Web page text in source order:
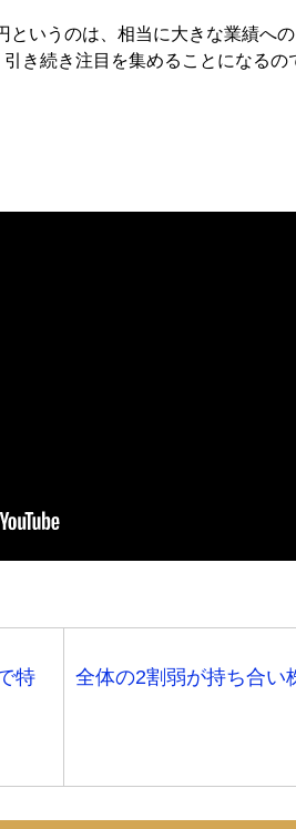
というのは、相当に大きな業績へ
き続き注目を集めることになるの
特
全体の2割弱が持ち合い